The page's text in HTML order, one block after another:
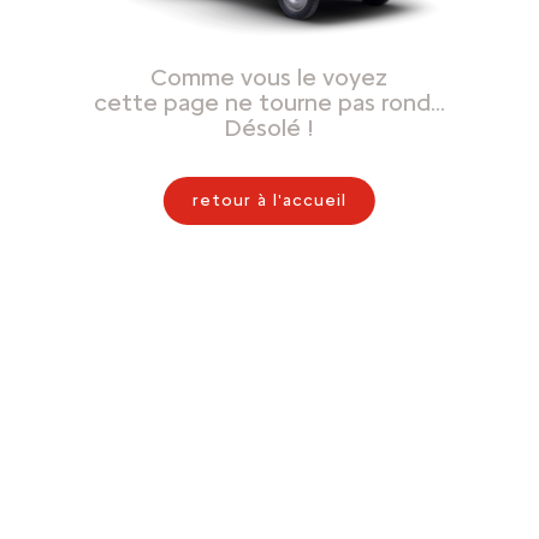
Comme vous le voyez
cette page ne tourne pas rond…
Désolé !
retour à l'accueil